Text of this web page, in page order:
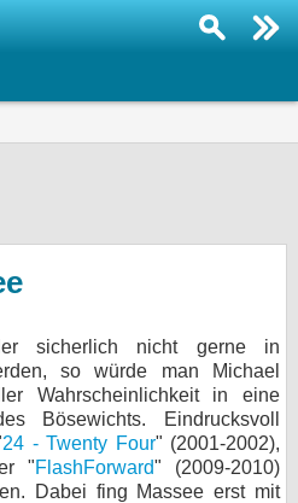
sicherlich nicht gerne in
so würde man Michael
Wahrscheinlichkeit in eine
Bösewichts. Eindrucksvoll
24 - Twenty Four" (2001-2002),
"FlashForward" (2009-2010)
Dabei fing Massee erst mit
KULTUR
Specials
Gewinnspiele